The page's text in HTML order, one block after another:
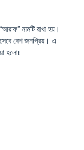
নামটি রাখা হয়।
বেশ জনপ্রিয়। এ
হলোঃ